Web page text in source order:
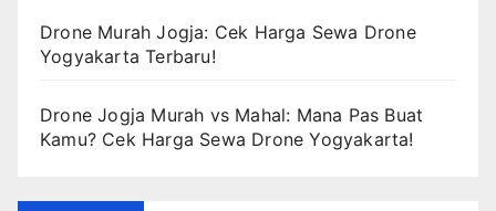
Drone Murah Jogja: Cek Harga Sewa Drone
Yogyakarta Terbaru!
Drone Jogja Murah vs Mahal: Mana Pas Buat
Kamu? Cek Harga Sewa Drone Yogyakarta!